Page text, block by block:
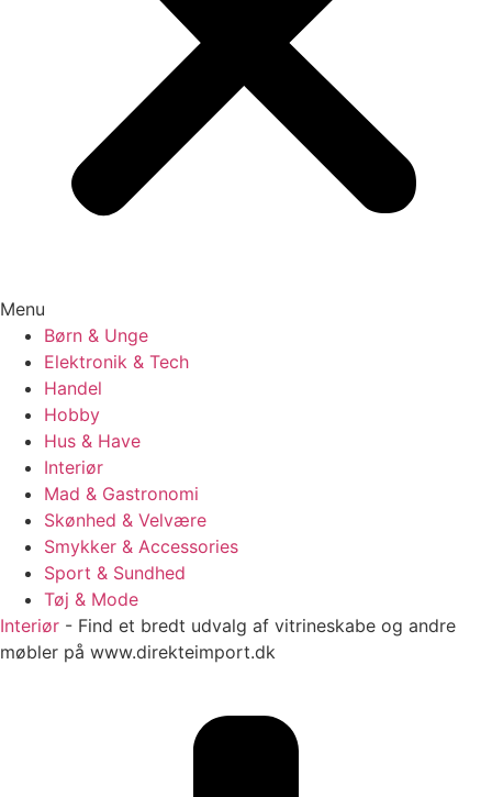
Menu
Børn & Unge
Elektronik & Tech
Handel
Hobby
Hus & Have
Interiør
Mad & Gastronomi
Skønhed & Velvære
Smykker & Accessories
Sport & Sundhed
Tøj & Mode
Interiør - Find et bredt udvalg af vitrineskabe og andre
møbler på www.direkteimport.dk